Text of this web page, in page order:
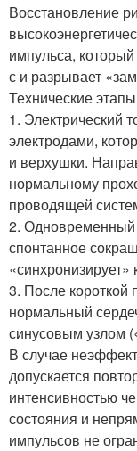
Восстановление
импульса, который
с и разрывает
Технические
1. Электрический
электродами,
и верхушки.
нормальному
проводящей
2. Одновременный
спонтанное
3. После короткой
нормальный
синусовым узлом
В случае
допускается
интенсивностью
состояния и
импульсов не